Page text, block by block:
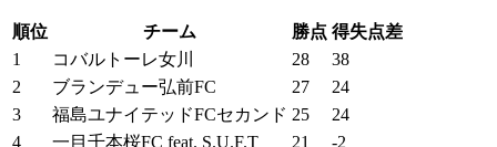
順位 チーム 勝点 得失点差
1
コバルトーレ女川 28
38
2
ブランデュー弘前FC 27
24
3
福島ユナイテッドFCセカンド 25
24
4
一目千本桜FC feat. S.U.F.T 21
-2